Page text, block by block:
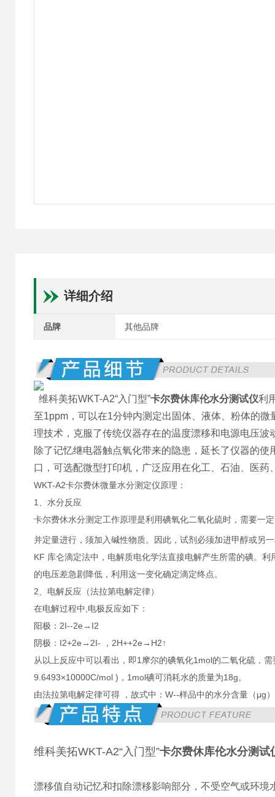
详细介绍
品牌 其他品牌
维科美拓WKT-A2“入门型”卡尔费休库伦水分测试仪利
至1ppm，可以在1分钟内测定出固体、液体、粉体的
理技术，克服了传统仪器存在的温度漂移和电源电压
除了记忆继电器触点氧化带来的隐患，延长了仪器的
口，可选配微型打印机，广泛应用在化工、石油、医
WKT-A2卡尔费休微量水分测定仪原理：
1
、水分反应
卡尔费休水分测定工作原理是利用碘氧化二氧化硫时，需要一
并定量进行，须加入碱性物质。因此，试剂必须加进甲醇或另
KF 库仑滴定法中，电解质电化学法直接电解产生所需的碘。
的电压差急剧降低，利用这一变化确定滴定终点。
2 、电解反应（法拉第电解定律）
在电解过程中,电极反应如下：
阳极：2I--2e→I2
阴极：I2+2e→2I- ，2H++2e→H2↑
从以上反应中可以看出，即1摩尔的碘氧化1mol的二氧化硫，
9.6493×10000C/mol )，1mol碘可消耗水的质量为18g。
由法拉第电解定律可得 ，故式中：W--样品中的水分含量（μg
维科美拓WKT-A2“入门型”卡尔费休库伦水分测试
漂移值自动记忆和扣除漂移影响部分，不受空气或环境